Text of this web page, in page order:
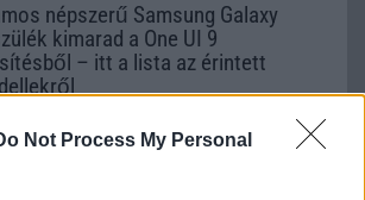
Not Process My Personal
népszerű Samsung Galaxy
kimarad a One UI 9
– itt a lista az érintett
új mesterséges intelligencia-
kezelőfelületet hoz,